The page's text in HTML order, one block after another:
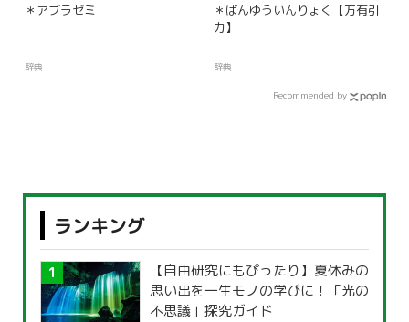
＊アブラゼミ
辞典
＊ばんゆういんりょく【万有引
力】
辞典
Recommended by
ランキング
【自由研究にもぴったり】夏休みの
思い出を一生モノの学びに！「光の
不思議」探究ガイド